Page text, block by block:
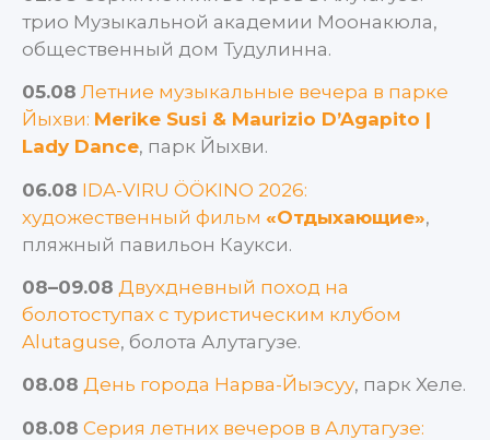
трио Музыкальной академии Моонакюла,
общественный дом Тудулинна.
05.08 Летние музыкальные вечера в парке
Йыхви: Merike Susi & Maurizio D’Agapito |
Lady Dance, парк Йыхви.
06.08 IDA-VIRU ÖÖKINO 2026:
художественный фильм «Отдыхающие»,
пляжный павильон Каукси.
08–09.08 Двухдневный поход на
болотоступах с туристическим клубом
Alutaguse, болота Алутагузе.
08.08 День города Нарва-Йыэсуу, парк Хеле.
08.08 Серия летних вечеров в Алутагузе: